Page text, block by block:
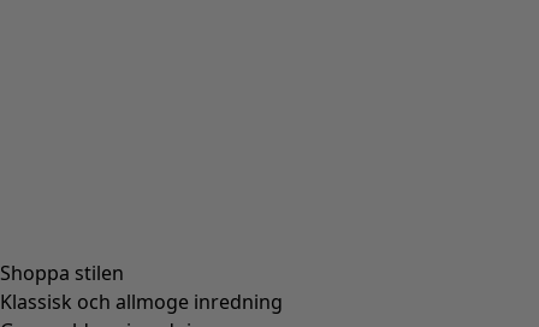
Shoppa stilen
Klassisk och allmoge inredning